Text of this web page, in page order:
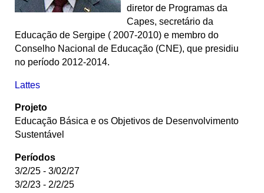
diretor de Programas da
Capes, secretário da
Educação de Sergipe ( 2007-2010) e membro do
Conselho Nacional de Educação (CNE), que presidiu
no período 2012-2014.
Lattes
Projeto
Educação Básica e os Objetivos de Desenvolvimento
Sustentável
Períodos
3/2/25 - 3/02/27
3/2/23 - 2/2/25